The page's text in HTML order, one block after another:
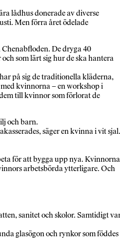
lådhus donerade av diverse
Men förra året ödelade
De dryga 40
som lärt sig hur de ska hantera
på sig de traditionella kläderna,
kvinnorna – en workshop i
till kvinnor som förlorat de
och barn.
säger en kvinna i vit sjal.
för att bygga upp nya.
arbetsbörda ytterligare. Och
sanitet och skolor. Samtidigt
glasögon och rynkor som föddes